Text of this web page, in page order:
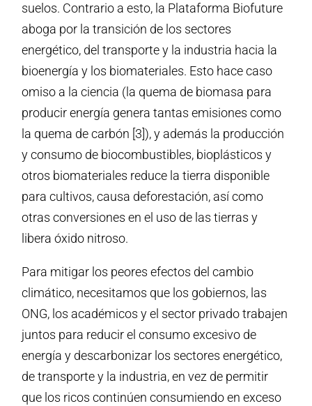
suelos. Contrario a esto, la Plataforma Biofuture
aboga por la transición de los sectores
energético, del transporte y la industria hacia la
bioenergía y los biomateriales. Esto hace caso
omiso a la ciencia (la quema de biomasa para
producir energía genera tantas emisiones como
la quema de carbón [3]), y además la producción
y consumo de biocombustibles, bioplásticos y
otros biomateriales reduce la tierra disponible
para cultivos, causa deforestación, así como
otras conversiones en el uso de las tierras y
libera óxido nitroso.
Para mitigar los peores efectos del cambio
climático, necesitamos que los gobiernos, las
ONG, los académicos y el sector privado trabajen
juntos para reducir el consumo excesivo de
energía y descarbonizar los sectores energético,
de transporte y la industria, en vez de permitir
que los ricos continúen consumiendo en exceso